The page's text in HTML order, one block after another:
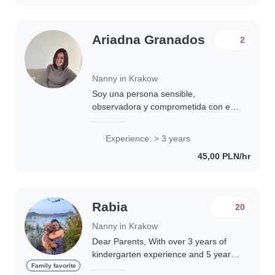
Ariadna Granados
Nanny in Krakow
2
Soy una persona sensible,
observadora y comprometida con el
lo que hay detrás de las conductas de
Experience: > 3 years
45,00 PLN/hr
Family favorite
Rabia
Nanny in Krakow
20
Dear Parents, With over 3 years of
kindergarten experience and 5 years